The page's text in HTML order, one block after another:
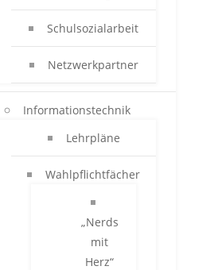
Schulsozialarbeit
Netzwerkpartner
Informationstechnik
Lehrpläne
Wahlpflichtfächer
„Nerds
mit
Herz“